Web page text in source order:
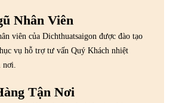
Nhân Viên
viên của Dichthuatsaigon được đào tạo
vụ hỗ trợ tư vấn Quý Khách nhiệt
nơi.
Tận Nơi